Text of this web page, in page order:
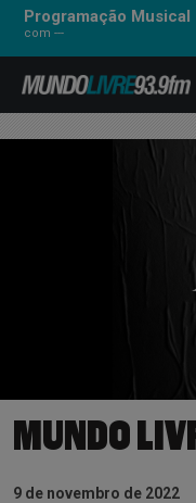
Programação Musical
com ---
MUNDO
9 de novembro de 2022